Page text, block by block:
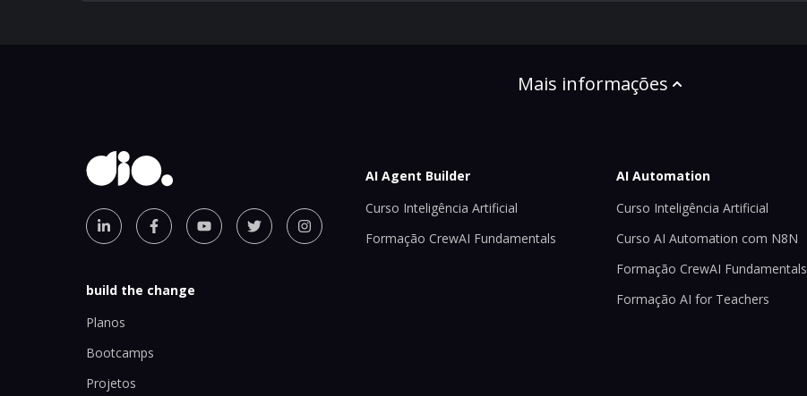
Mais informações
build the change
Planos
Bootcamps
Projetos
AI Agent Builder
Curso Inteligência Artificial
Formação CrewAI Fundamentals
AI Automation
Curso Inteligência Artificial
Curso AI Automation com N8N
Formação CrewAI Fundamentals
Formação AI for Teachers